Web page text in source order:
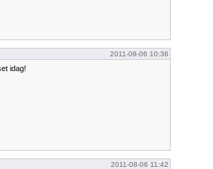
2011-08-06 10:36
idag!
2011-08-06 11:42